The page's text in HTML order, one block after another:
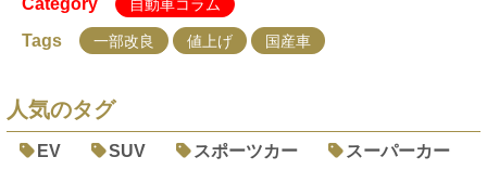
Category 自動車コラム
Tags 一部改良 値上げ 国産車
人気のタグ
EV SUV スポーツカー
スーパーカー